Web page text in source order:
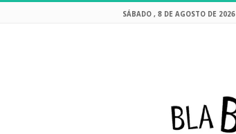
SÁBADO , 8 DE AGOSTO DE 2026